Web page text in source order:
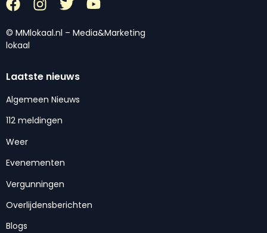
© MMlokaal.nl – Media&Marketing
lokaal
Laatste nieuws
Algemeen Nieuws
112 meldingen
Weer
Evenementen
Vergunningen
Overlijdensberichten
Blogs